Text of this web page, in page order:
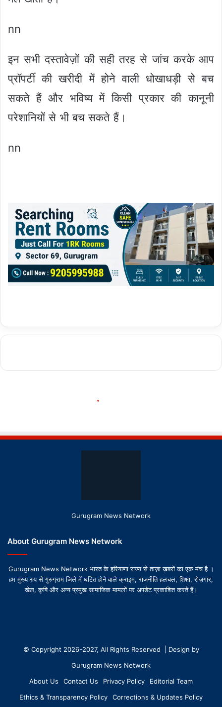
Gurugram News Network
About Gurugram News Network
Gurugram News Network भारत के हरियाणा राज्य से ताज़ा ख़बरों का एक मंच है ।
हम मुख्य रुप से गुरुग्राम जिले में घटित होने वाले क्राइम, राजनीति हलचल, शिक्षा, रोज़गार,
खेल, कृषि और अन्य प्रमुख सामाजिक मामलों पर अपडेट प्रकाशित करते हैं।
© Copyright 2026-2027, All Rights Reserved | Design by
Gurugram News Network
About Us
Contact Us Privacy Policy
Editorial Team
Ethics & Transparency Policy
Corrections & Updates Policy